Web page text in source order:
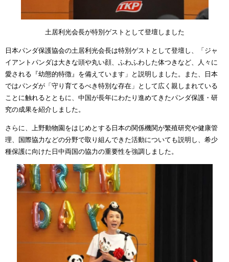
土居利光会長が特別ゲストとして登壇しました
日本パンダ保護協会の土居利光会長は特別ゲストとして登壇し、「ジャ
イアントパンダは大きな頭や丸い顔、ふわふわした体つきなど、人々に
愛される『幼態的特徴』を備えています」と説明しました。また、日本
ではパンダが「守り育てるべき特別な存在」として広く親しまれている
ことに触れるとともに、中国が長年にわたり進めてきたパンダ保護・研
究の成果を紹介しました。
さらに、上野動物園をはじめとする日本の関係機関が繁殖研究や健康管
理、国際協力などの分野で取り組んできた活動についても説明し、希少
種保護に向けた日中両国の協力の重要性を強調しました。